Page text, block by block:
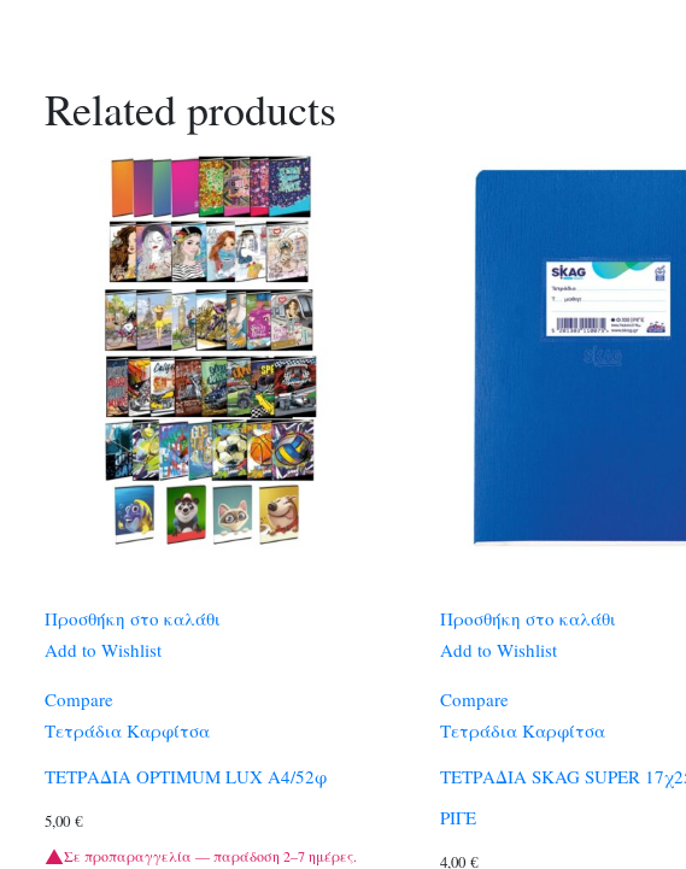
Related products
Προσθήκη στο καλάθι
Add to Wishlist
Compare
Τετράδια Καρφίτσα
ΤΕΤΡΑΔΙΑ OPTIMUM LUX A4/52φ
5,00 €
Σε προπαραγγελία — παράδοση 2–7 ημέρες.
Προσθήκη στο καλάθι
Add to Wishlist
Compare
Τετράδια Καρφίτσα
ΤΕΤΡΑΔΙΑ SKAG SUPER
ΡΙΓΕ
4,00€